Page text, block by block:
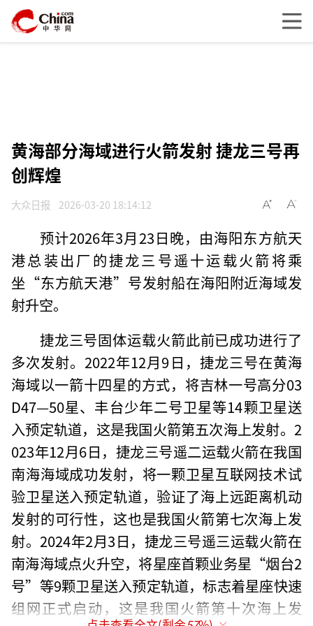
黄海部分海域进行火箭发射 捷龙三号再
创辉煌
大众日报 2026-03-20 18:14:12
预计2026年3月23日晚，由海阳东方航天
港总装出厂的捷龙三号遥十运载火箭将乘
坐“东方航天港”号发射船在海阳附近海域发
射升空。
捷龙三号固体运载火箭此前已成功进行了
多次发射。2022年12月9日，捷龙三号在黄海
海域以一箭十四星的方式，将吉林一号高分03
D47—50星、丰台少年二号卫星等14颗卫星送
入预定轨道，这是我国火箭第五次海上发射。2
023年12月6日，捷龙三号遥二运载火箭在我国
南海海域成功发射，将一颗卫星互联网技术试
验卫星送入预定轨道，验证了海上远距离机动
发射的可行性，这也是我国火箭第七次海上发
射。2024年2月3日，捷龙三号遥三运载火箭在
南海海域点火升空，将星座首颗业务星“烟台2
号”等9颗卫星送入预定轨道，标志着星座快速
组网正式启动，这是我国火箭第十次海上发